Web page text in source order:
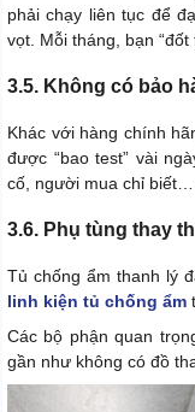
phải chạy liên tục để
vọt. Mỗi tháng, bạn
3.5. Không có bảo
Khác với hàng chính
được “bao test” vài
cố, người mua chỉ biết…
3.6. Phụ tùng thay
Tủ chống ẩm thanh lý
linh kiện tủ chống ẩm
Các bộ phận quan
gần như không có đồ